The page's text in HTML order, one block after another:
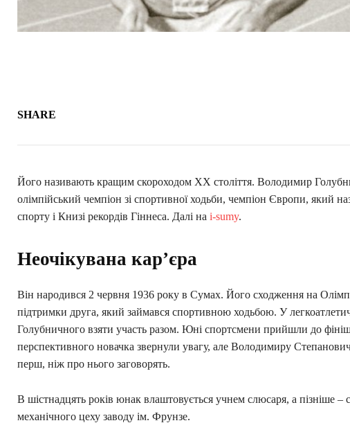
SHARE
Його називають кращим скороходом ХХ століття. Володимир
олімпійський чемпіон зі спортивної ходьби, чемпіон Європи, який
спорту і Книзі рекордів Гіннеса. Далі на i-sumy.
Неочікувана кар’єра
Він народився 2 червня 1936 року в Сумах. Його сходження на
підтримки друга, який займався спортивною ходьбою. У
Голубничного взяти участь разом. Юні спортсмени прийшли до
перспективного новачка звернули увагу, але Володимиру
перш, ніж про нього заговорять.
В шістнадцять років юнак влаштовується учнем слюсаря, а пізніше
механічного цеху заводу ім. Фрунзе.